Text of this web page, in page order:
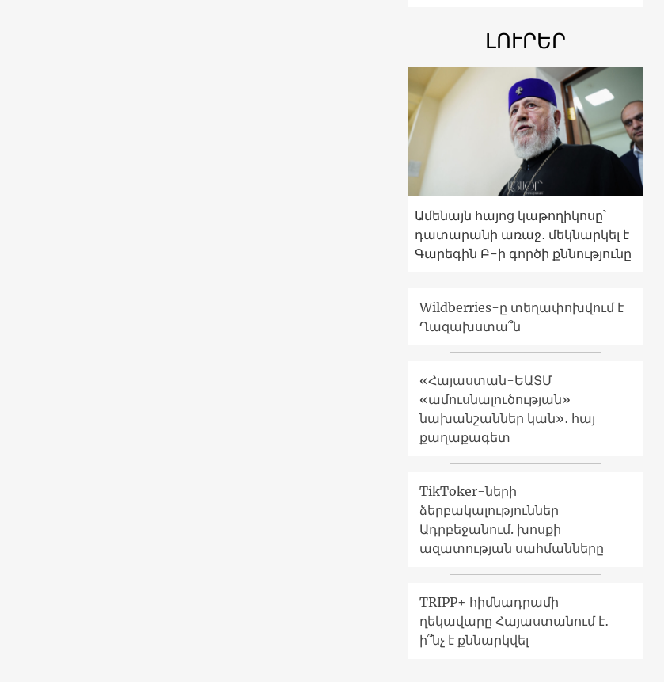
ԼՈՒՐԵՐ
Ամենայն հայոց կաթողիկոսը՝
դատարանի առաջ․ մեկնարկել է
Գարեգին Բ-ի գործի քննությունը
Wildberries-ը տեղափոխվում է
Ղազախստա՞ն
«Հայաստան-ԵԱՏՄ
«ամուսնալուծության»
նախանշաններ կան»․ հայ
քաղաքագետ
TikToker-ների
ձերբակալություններ
Ադրբեջանում. խոսքի
ազատության սահմանները
TRIPP+ հիմնադրամի
ղեկավարը Հայաստանում է․
ի՞նչ է քննարկվել